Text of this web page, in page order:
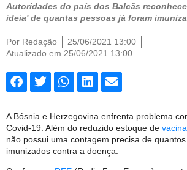
Autoridades do país dos Balcãs
ideia' de quantas pessoas já foram
Por Redação
25/06/2021 13:00
Atualizado em 25/06/2021 13:00
A Bósnia e Herzegovina enfrenta problema
Covid-19. Além do reduzido estoque de
não possui uma contagem precisa de
imunizados contra a doença.